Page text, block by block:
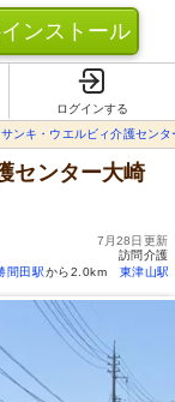
ンストール
ログインする
サンキ・ウエルビィ介護センタ
センター大崎
7月28日更新
訪問介護
間田駅から2.0km 東津山駅